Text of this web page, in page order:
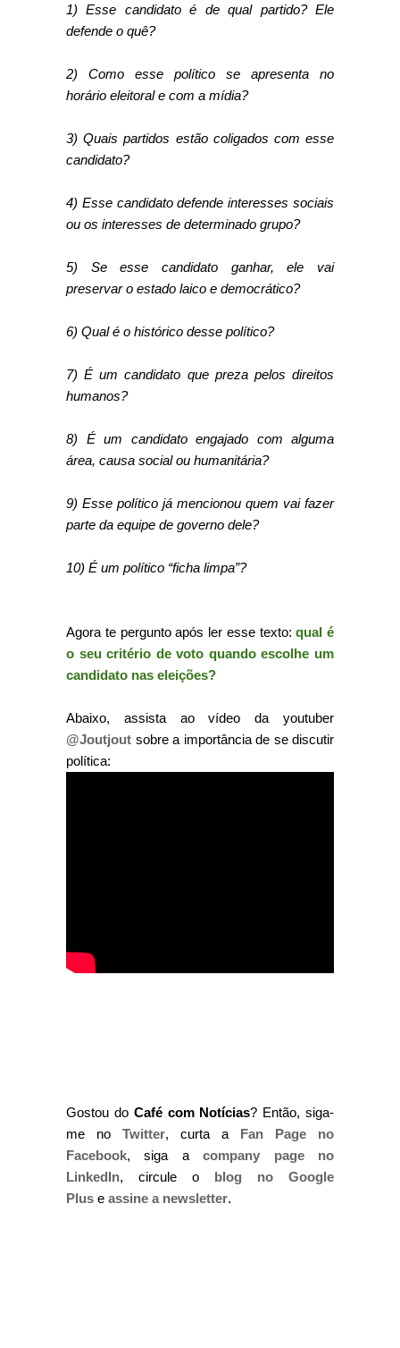
1) Esse candidato é de qual partido? Ele
defende o quê?
2) Como esse político se apresenta no
horário eleitoral e com a mídia?
3) Quais partidos estão coligados com esse
candidato?
4) Esse candidato defende interesses sociais
ou os interesses de determinado grupo?
5) Se esse candidato ganhar, ele vai
preservar o estado laico e democrático?
6) Qual é o histórico desse político?
7) É um candidato que preza pelos direitos
humanos?
8) É um candidato engajado com alguma
área, causa social ou humanitária?
9) Esse político já mencionou quem vai fazer
parte da equipe de governo dele?
10) É um político “ficha limpa”?
Agora te pergunto após ler esse texto:qual é
o seu critério de voto quando escolhe um
candidato nas eleições?
Abaixo, assista ao vídeo da youtuber
@Joutjout sobre a importância de se discutir
política:
Gostou do Café com Notícias? Então, siga-
me no Twitter, curta a Fan Page no
Facebook, siga acompany page no
LinkedIn, circule o blog no Google
Plus e assine a newsletter.